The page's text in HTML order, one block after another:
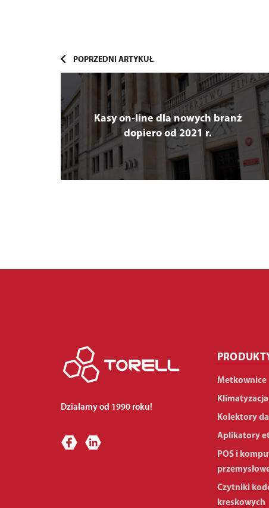
Kasy on-line dla nowych branż
dopiero od 2021 r.
Działamy od 1990 roku!
Metkownice
Klimatyzacja
Kolektory
Aplikatory
POS i
Czytniki
kreskowych